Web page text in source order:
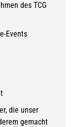
des TCG
Events
die unser
gemacht